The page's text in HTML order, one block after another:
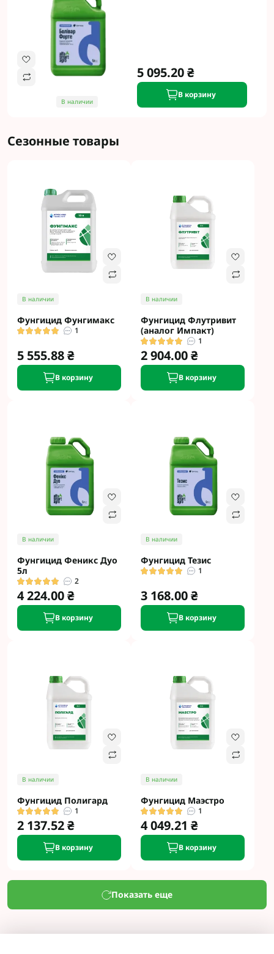
В наличии
5 095.20 ₴
В корзину
Сезонные товары
В наличии
Фунгицид Фунгимакс
1
5 555.88 ₴
В корзину
В наличии
Фунгицид Флутривит
(аналог Импакт)
1
2 904.00 ₴
В корзину
В наличии
Фунгицид Феникс Дуо
5л
2
4 224.00 ₴
В корзину
В наличии
Фунгицид Тезис
1
3 168.00 ₴
В корзину
В наличии
Фунгицид Полигард
1
2 137.52 ₴
В корзину
В наличии
Фунгицид Маэстро
1
4 049.21 ₴
В корзину
Показать еще